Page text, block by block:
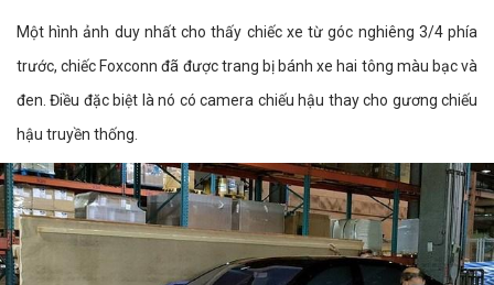
Một hình ảnh duy nhất cho thấy chiếc xe từ góc nghiêng 3/4 phía
trước, chiếc Foxconn đã được trang bị bánh xe hai tông màu bạc và
đen. Điều đặc biệt là nó có camera chiếu hậu thay cho gương chiếu
hậu truyền thống.